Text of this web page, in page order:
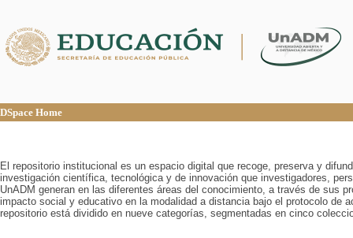
DSpace Home
El repositorio institucional es un espacio digital que recoge, preserva y
investigación científica, tecnológica y de innovación que investigadores,
UnADM generan en las diferentes áreas del conocimiento, a través de sus
impacto social y educativo en la modalidad a distancia bajo el protocolo de
repositorio está dividido en nueve categorías, segmentadas en cinco